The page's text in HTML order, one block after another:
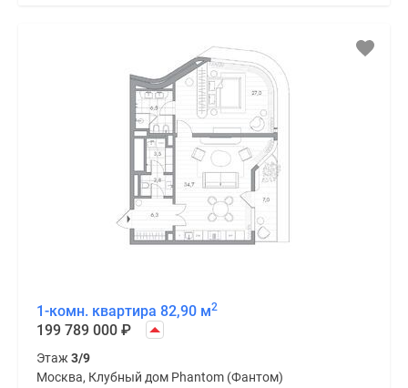
1-комн. квартира 82,90 м2
199 789 000 ₽
Этаж3/9
Москва, Клубный дом Phantom (Фантом)